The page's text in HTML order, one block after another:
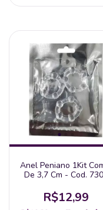
Anel Peniano 1Kit
De 3,7 Cm - Cod.
R$12,99